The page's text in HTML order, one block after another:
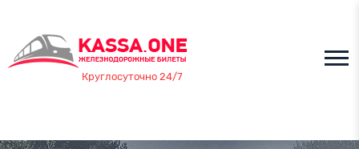
Круглосуточно 24/7